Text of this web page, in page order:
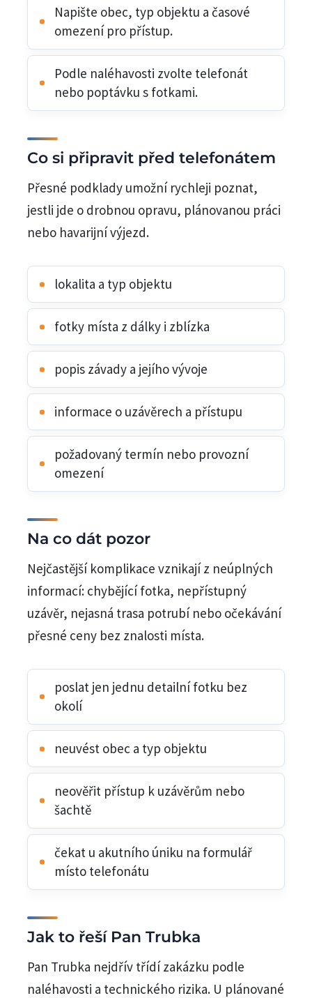
Napište obec, typ objektu a časové
omezení pro přístup.
Podle naléhavosti zvolte telefonát
nebo poptávku s fotkami.
Co si připravit před telefonátem
Přesné podklady umožní rychleji poznat,
jestli jde o drobnou opravu, plánovanou práci
nebo havarijní výjezd.
lokalita a typ objektu
fotky místa z dálky i zblízka
popis závady a jejího vývoje
informace o uzávěrech a přístupu
požadovaný termín nebo provozní
omezení
Na co dát pozor
Nejčastější komplikace vznikají z neúplných
informací: chybějící fotka, nepřístupný
uzávěr, nejasná trasa potrubí nebo očekávání
přesné ceny bez znalosti místa.
poslat jen jednu detailní fotku bez
okolí
neuvést obec a typ objektu
neověřit přístup k uzávěrům nebo
šachtě
čekat u akutního úniku na formulář
místo telefonátu
Jak to řeší Pan Trubka
Pan Trubka nejdřív třídí zakázku podle
naléhavosti a technického rizika. U plánované